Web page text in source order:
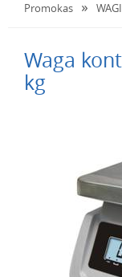
Promokas
Waga
kg